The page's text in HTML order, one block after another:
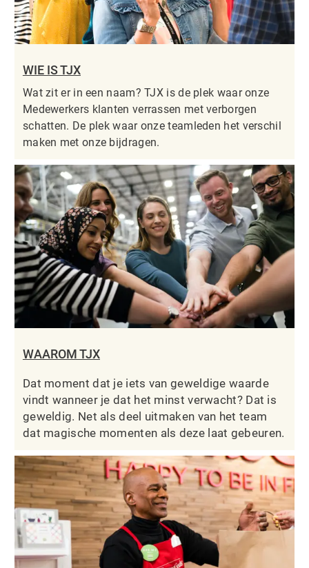
WIE IS TJX
Wat zit er in een naam? TJX is de plek waar onze
Medewerkers klanten verrassen met verborgen
schatten. De plek waar onze teamleden het verschil
maken met onze bijdragen.
WAAROM TJX
Dat moment dat je iets van geweldige waarde
vindt wanneer je dat het minst verwacht? Dat is
geweldig. Net als deel uitmaken van het team
dat magische momenten als deze laat gebeuren.